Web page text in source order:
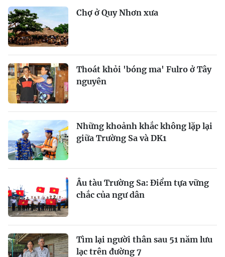
Chợ ở Quy Nhơn xưa
Thoát khỏi 'bóng ma' Fulro ở Tây
nguyên
Những khoảnh khắc không lặp lại
giữa Trường Sa và DK1
Âu tàu Trường Sa: Điểm tựa vững
chắc của ngư dân
Tìm lại người thân sau 51 năm lưu
lạc trên đường 7